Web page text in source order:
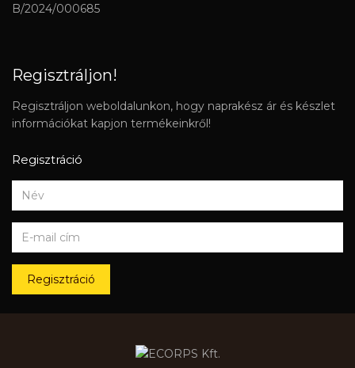
B/2024/000685
Regisztráljon!
Regisztráljon weboldalunkon, hogy naprakész ár és készlet
információkat kapjon termékeinkről!
Regisztráció
Regisztráció